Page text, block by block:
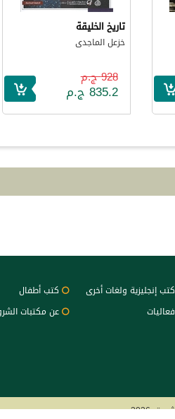
تاريخ الخليقة
خزعل الماجدى
928 ج.م
835.2 ج.م
كتب إنجليزية ولغات أخرى
كتب أطفال
فعاليات
عن مكتبات
2026